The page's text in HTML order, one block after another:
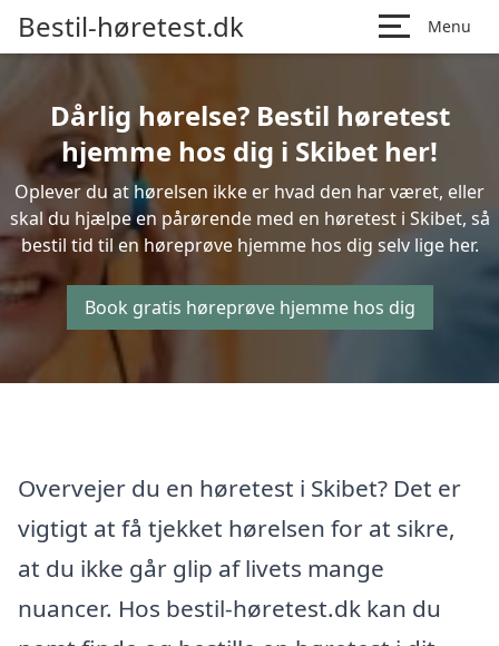
Bestil-høretest.dk Menu
Dårlig hørelse? Bestil høretest
hjemme hos dig i Skibet her!
Oplever du at hørelsen ikke er hvad den har været, eller
skal du hjælpe en pårørende med en høretest i Skibet, så
bestil tid til en høreprøve hjemme hos dig selv lige her.
Book gratis høreprøve hjemme hos dig
Overvejer du en høretest i Skibet? Det er
vigtigt at få tjekket hørelsen for at sikre,
at du ikke går glip af livets mange
nuancer. Hos bestil-høretest.dk kan du